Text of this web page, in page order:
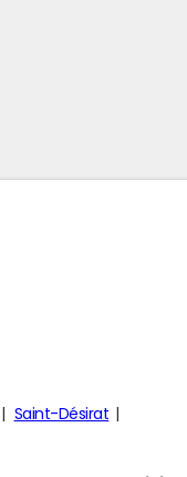
Saint-Désirat